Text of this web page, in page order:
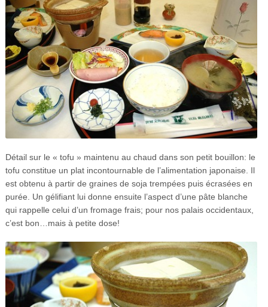
Détail sur le « tofu » maintenu au chaud dans son petit bouillon: le
tofu constitue un plat incontournable de l’alimentation japonaise. Il
est obtenu à partir de graines de soja trempées puis écrasées en
purée. Un gélifiant lui donne ensuite l’aspect d’une pâte blanche
qui rappelle celui d’un fromage frais; pour nos palais occidentaux,
c’est bon…mais à petite dose!